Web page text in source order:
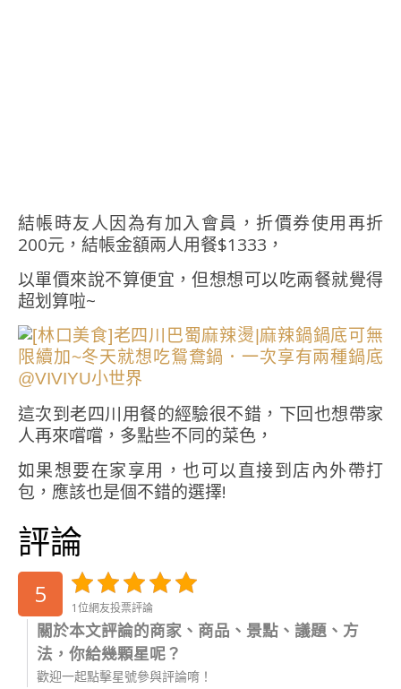
結帳時友人因為有加入會員，折價券使用再折
200元，結帳金額兩人用餐$1333，
以單價來說不算便宜，但想想可以吃兩餐就覺得
超划算啦~
這次到老四川用餐的經驗很不錯，下回也想帶家
人再來嚐嚐，多點些不同的菜色，
如果想要在家享用，也可以直接到店內外帶打
包，應該也是個不錯的選擇!
評論
5 1位網友投票評論
關於本文評論的商家、商品、景點、議題、方
法，你給幾顆星呢？
歡迎一起點擊星號參與評論唷！